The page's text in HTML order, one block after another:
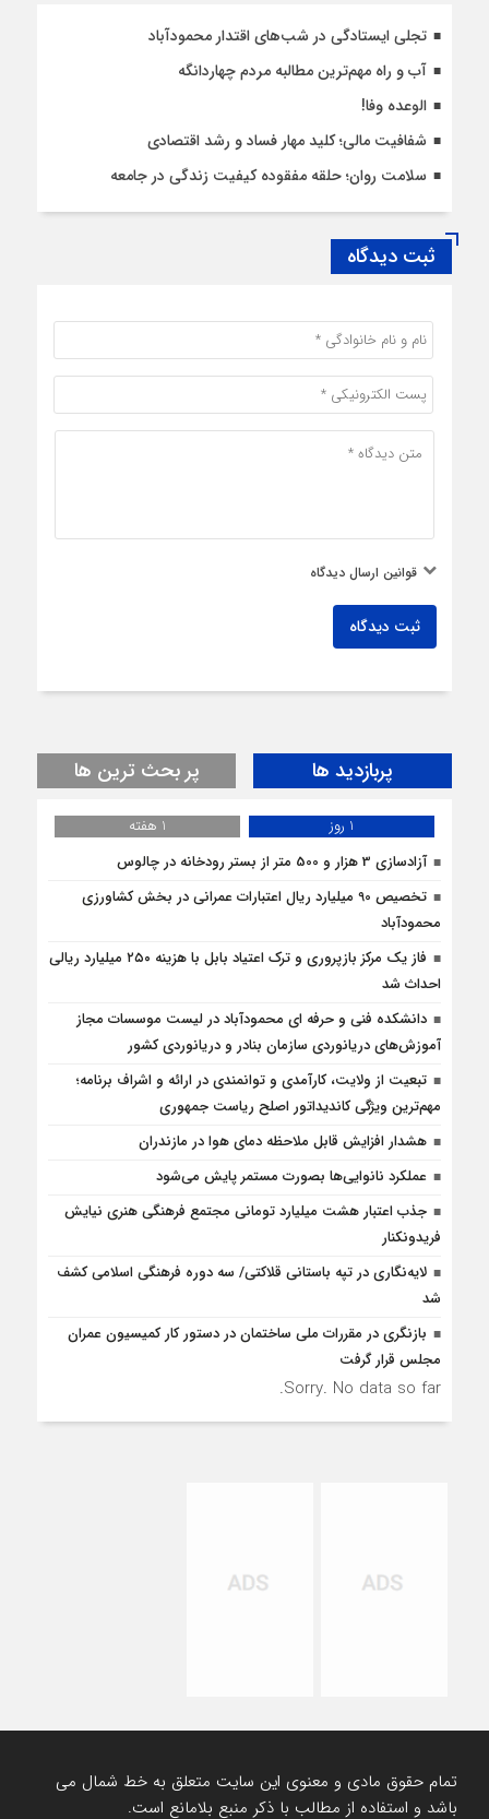
تجلی ایستادگی در شب‌های اقتدار محمودآباد
آب و راه مهم‌ترین مطالبه مردم چهاردانگه
الوعده وفا!
شفافیت مالی؛ کلید مهار فساد و رشد اقتصادی
سلامت روان؛ حلقه مفقوده کیفیت زندگی در جامعه
ثبت دیدگاه
قوانین ارسال دیدگاه
ثبت دیدگاه
پربازدید ها پر بحث ترین ها
1 روز
1 هفته
آزادسازی 3 هزار و 500 متر از بستر رودخانه در چالوس
تخصیص 90 میلیارد ریال اعتبارات عمرانی در بخش کشاورزی
محمودآباد
فاز یک مرکز بازپروری و ترک اعتیاد بابل با هزینه ۲۵۰ میلیارد ریالی
احداث شد
دانشکده فنی و حرفه ای محمودآباد در لیست موسسات مجاز
آموزش‌های دریانوردی سازمان بنادر و دریانوردی کشور
تبعیت از ولایت، کارآمدی و توانمندی در ارائه و اشراف برنامه؛
مهم‌ترین ویژگی کاندیداتور اصلح ریاست جمهوری
هشدار افزایش قابل ملاحظه دمای هوا در مازندران
عملکرد نانوایی‌ها بصورت مستمر پایش می‌شود
جذب اعتبار هشت میلیارد تومانی مجتمع فرهنگی هنری نیایش
فریدونکنار
لایه‌نگاری در تپه باستانی قلاکتی/ سه دوره فرهنگی اسلامی کشف
شد
بازنگری در مقررات ملی ساختمان در دستور کار کمیسیون عمران
مجلس قرار گرفت
Sorry. No data so far.
تمام حقوق مادی و معنوی این سایت متعلق به خط شمال می
باشد و استفاده از مطالب با ذکر منبع بلامانع است.